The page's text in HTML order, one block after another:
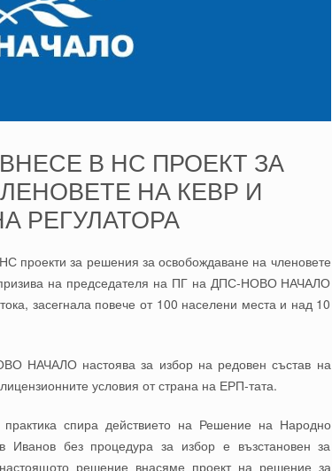
В НС ПРОЕКТ ЗА
НА КЕВР И
РЕГУЛАТОРА
за решения за освобождаване на членовете
на председателя на ПГ на ДПС-НОВО НАЧАЛО
засегнала повече от 100 населени места и над 10
НАЧАЛО настоява за избор на редовен състав на
условия от страна на ЕРП-тата.
спира действието на Решение на Народно
без процедура за избор е възстановен за
решение внасяме проект на решение за